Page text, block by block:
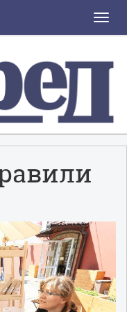
Toggle